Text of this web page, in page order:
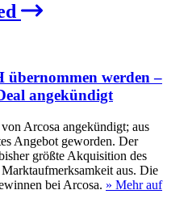
übernommen werden –
angekündigt
Arcosa angekündigt; aus
Angebot geworden. Der
größte Akquisition des
aus. Die
bei Arcosa. » Mehr auf